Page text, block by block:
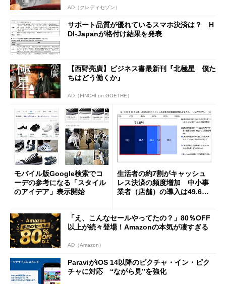
AD（クレディセゾン）
サポート品質が優れているスマホ決済は？ H
DI-Japanが格付け結果を発表
【西野亮廣】ビジネス書最新刊『北極星 僕た
ちはどう働くか』
AD（FINCHI on GOETHE）
モバイル版Google検索でコ
ーデの参考になる「スタイル
のアイデア」表示開始
生活者の約7割がキャッシュ
レス決済の頻度増加 中小事
業者（店舗）の導入は49.6％
「え、こんなセールやってたの？」80％OFF
以上が続々登場！Amazonの本気が凄すぎる
AD（Amazon）
ParaviがiOS 14以降のピクチャ・イン・ピク
チャに対応 “ながら見”を強化